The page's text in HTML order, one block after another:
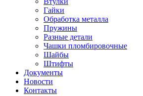
Гайки
Обработка металла
Пружины
Разные детали
Чашки пломбировочные
Шайбы
Штифты
Документы
Новости
Контакты